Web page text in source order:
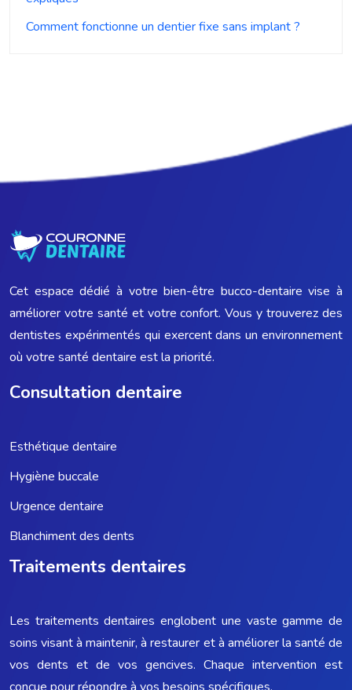
Comment fonctionne un dentier fixe sans implant ?
Cet espace dédié à votre bien-être bucco-dentaire vise à
améliorer votre santé et votre confort. Vous y trouverez des
dentistes expérimentés qui exercent dans un environnement
où votre santé dentaire est la priorité.
Consultation dentaire
Esthétique dentaire
Hygiène buccale
Urgence dentaire
Blanchiment des dents
Traitements dentaires
Les traitements dentaires englobent une vaste gamme de
soins visant à maintenir, à restaurer et à améliorer la santé de
vos dents et de vos gencives. Chaque intervention est
conçue pour répondre à vos besoins spécifiques.